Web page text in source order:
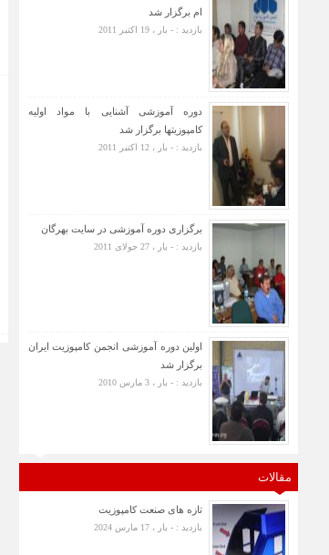
ام برگزار شد
بازدید : - بار ، 19 اکتبر 2011
دوره آموزشی آشنایی با مواد اولیه
کامپوزیتها برگزار شد
بازدید : - بار ، 12 اکتبر 2011
برگزاری دوره آموزشی در سایت بهرگان
بازدید : - بار ، 27 جولای 2011
اولین دوره آموزشی انجمن کامپوزیت ایران
برگزار شد
بازدید : - بار ، 3 مارس 2010
مقالات
تازه های صنعت کامپوزیت
بازدید : - بار ، 17 مارس 2024